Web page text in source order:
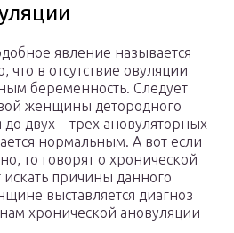
явление называется
что в отсутствие овуляции
беременность. Следует
женщины детородного
до двух – трех ановуляторных
нормальным. А вот если
то говорят о хронической
искать причины данного
выставляется диагноз
хронической ановуляции